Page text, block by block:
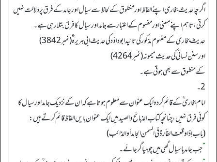
اگرچہ حدیث بخاری اپنے الفاظ اور منطوق کے لحاظ سے سیال اور جامد کے فرق پر دلالت نہیں
کرتی، تاہم اپنے معنی اور مفہوم کے اعتبار سے جامد اور سیال کا فرق بتلارہی ہے۔
حدیث بخاری کے مفہوم مذکور کی تائید ابوداؤد کی حدیث ابی ہریرہ ؓ (نمبر3842)
اور سنن نسائی کی حدیث میمونہ (نمبر 4264)
کے منطوق سے بھی ہوتی ہے۔
2۔
امام بخاری ؒ کے قائم کردہ ایک عنوان سے معلوم ہوتا ہے کہ ان کے نزدیک جامد اورسیال کا
کوئی فرق نہیں، چنانچہ کتاب الذبائح والصید میں ایک عنوان بایں الفاظ قائم کرتے ہیں:
(باب إذا وقعت الفأرة في السمن الجامد أو الذائب)
”جب جامد یا سیال گھی میں چوہیا گرجائے۔